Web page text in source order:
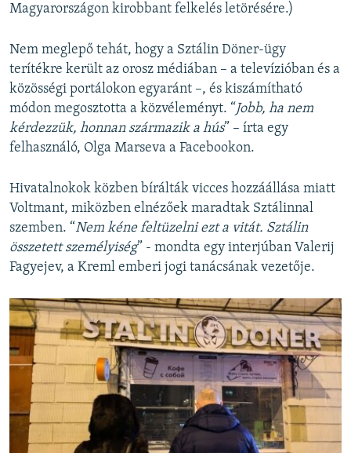
Magyarországon kirobbant felkelés letörésére.)
Nem meglepő tehát, hogy a Sztálin Döner-ügy
terítékre került az orosz médiában – a televízióban és a
közösségi portálokon egyaránt –, és kiszámítható
módon megosztotta a közvéleményt. “Jobb, ha nem
kérdezzük, honnan származik a hús” – írta egy
felhasználó, Olga Marseva a Facebookon.
Hivatalnokok közben bírálták vicces hozzáállása miatt
Voltmant, miközben elnézőek maradtak Sztálinnal
szemben. “Nem kéne feltüzelni ezt a vitát. Sztálin
összetett személyiség” - mondta egy interjúban Valerij
Fagyejev, a Kreml emberi jogi tanácsának vezetője.